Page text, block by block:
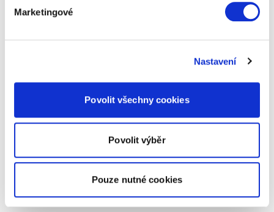
Marketingové
Nastavení
Povolit všechny cookies
Povolit výběr
Pouze nutné cookies